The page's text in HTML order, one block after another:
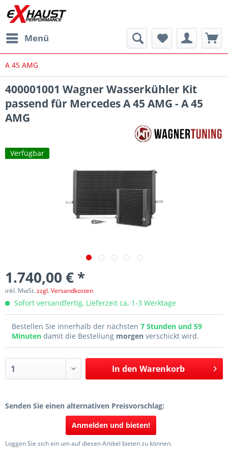
Menü
A 45 AMG
400001001 Wagner Wasserkühler Kit
passend für Mercedes A 45 AMG - A 45
AMG
Verfügbar
1.740,00 € *
inkl. MwSt.zzgl. Versandkosten
Sofort versandfertig, Lieferzeit ca. 1-3 Werktage
Bestellen Sie innerhalb der nächsten 7 Stunden und 59
Minuten damit die Bestellung morgen verschickt wird.
In den Warenkorb
Senden Sie einen alternativen Preisvorschlag:
Anmelden und bieten!
Loggen Sie sich ein um auf diesen Artikel bieten zu können.